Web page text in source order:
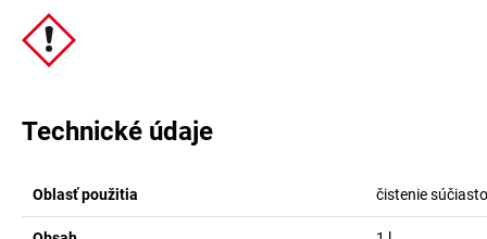
Technické údaje
Oblasť použitia čistenie